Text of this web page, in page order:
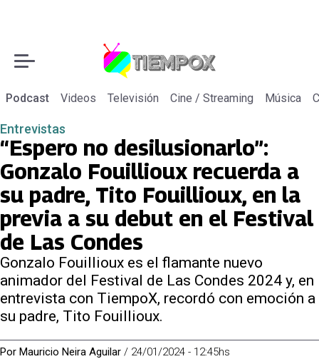
Podcast Videos Televisión Cine / Streaming Música
Entrevistas
“Espero no desilusionarlo”:
Gonzalo Fouillioux recuerda a
su padre, Tito Fouillioux, en la
previa a su debut en el Festival
de Las Condes
Gonzalo Fouillioux es el flamante nuevo
animador del Festival de Las Condes 2024 y, en
entrevista con TiempoX, recordó con emoción a
su padre, Tito Fouillioux.
Por Mauricio Neira Aguilar / 24/01/2024 - 12:45hs